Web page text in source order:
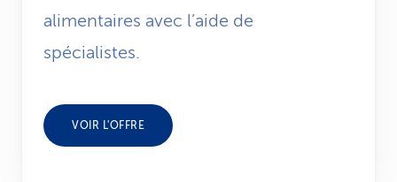
alimentaires avec l’aide de
spécialistes.
VOIR L'OFFRE